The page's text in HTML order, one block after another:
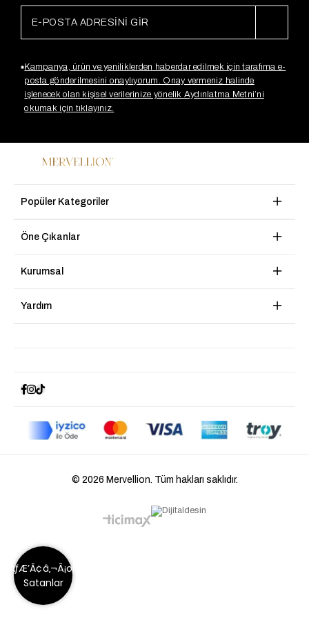
Kampanya, ürün ve yeniliklerden haberdar edilmek için tarafıma e-
posta gönderilmesini onaylıyorum. Onay vermeniz halinde
işlenecek olan kişisel verilerinize yönelik Aydınlatma Metni’ni
okumak için tıklayınız.
Popüler Kategoriler
Öne Çıkanlar
Kurumsal
Yardım
© 2026 Mervellion. Tüm hakları saklıdır.
ÃƒÆ’Ã¢â‚¬Â¡ok
Satanlar